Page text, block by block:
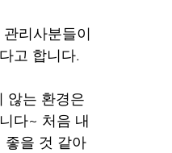
리사분들이
고 합니다.
않는 환경은
다~ 처음 내
좋을 것 같아